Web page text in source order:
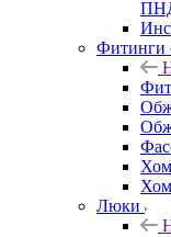
Фитинги
Люки